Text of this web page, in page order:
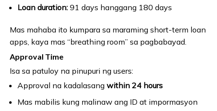
Loan duration:91 days hanggang 180 days
Mas mahaba ito kumpara sa maraming short-term loan
apps, kaya mas “breathing room” sa pagbabayad.
Approval Time
Isa sa patuloy na pinupuri ng users:
Approval na kadalasang within 24 hours
Mas mabilis kung malinaw ang ID at impormasyon